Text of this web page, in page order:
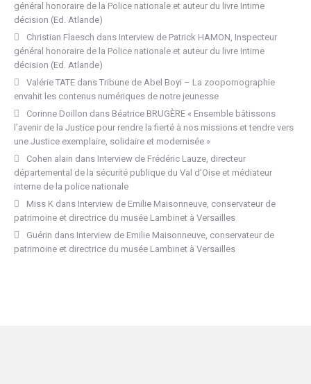
général honoraire de la Police nationale et auteur du livre Intime
décision (Ed. Atlande)
Christian Flaesch dans Interview de Patrick HAMON, Inspecteur
général honoraire de la Police nationale et auteur du livre Intime
décision (Ed. Atlande)
Valérie TATE dans Tribune de Abel Boyi – La zoopornographie
envahit les contenus numériques de notre jeunesse
Corinne Doillon dans Béatrice BRUGÈRE « Ensemble bâtissons
l’avenir de la Justice pour rendre la fierté à nos missions et tendre vers
une Justice exemplaire, solidaire et modernisée »
Cohen alain dans Interview de Frédéric Lauze, directeur
départemental de la sécurité publique du Val d’Oise et médiateur
interne de la police nationale
Miss K dans Interview de Emilie Maisonneuve, conservateur de
patrimoine et directrice du musée Lambinet à Versailles
Guérin dans Interview de Emilie Maisonneuve, conservateur de
patrimoine et directrice du musée Lambinet à Versailles